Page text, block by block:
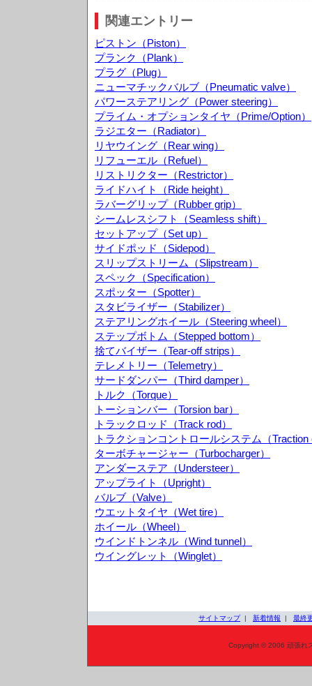
関連エントリー
ピストン（Piston）
プランク（Plank）
プラグ（Plug）
ニューマチックバルブ（Pneumatic valve）
パワーステアリング（Power steering）
プライム・オプションタイヤ（Prime/Option）
ラジエター（Radiator）
リヤウイング（Rear wing）
リフューエル（Refuel）
リストリクター（Restrictor）
ライドハイト（Ride height）
ラバーグリップ（Rubber grip）
シームレスシフト（Seamless shift）
セットアップ（Set up）
サイドポッド（Sidepod）
スリップストリーム（Slipstream）
スペック（Specification）
スポッター（Spotter）
スタビライザー（Stabilizer）
ステアリングホイール（Steering wheel）
ステップボトム（Stepped bottom）
捨てバイザー（Tear-off strips）
テレメトリー（Telemetry）
サードダンパー（Third damper）
トルク（Torque）
トーションバー（Torsion bar）
トラックロッド（Track rod）
トラクションコントロールシステム（
ターボチャージャー（Turbocharger）
アンダーステア（Understeer）
アップライト（Upright）
バルブ（Valve）
ウエットタイヤ（Wet tire）
ホイール（Wheel）
ウインドトンネル（Wind tunnel）
ウイングレット（Winglet）
サイトマップ| 新着情報 | 最終
Copyright © 2006 頑張れ